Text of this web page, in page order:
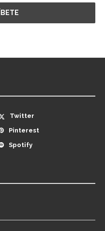
Twitter
Pinterest
Spotify